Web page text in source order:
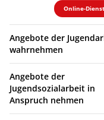
Online-Dienst
Angebote der
wahrnehmen
Angebote der
Jugendsozialarbeit in
Anspruch nehmen